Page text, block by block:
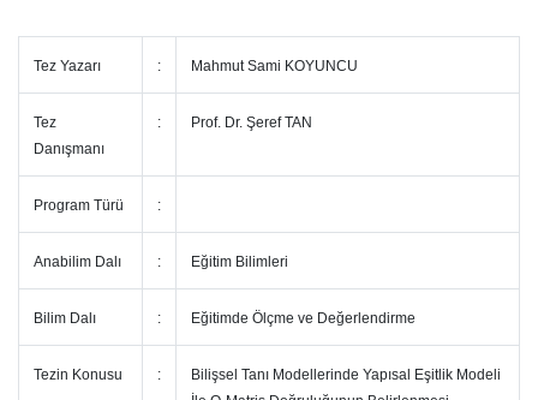
Tez Yazarı : Mahmut Sami KOYUNCU
Tez
Danışmanı
: Prof. Dr. Şeref TAN
Program Türü :
Anabilim Dalı : Eğitim Bilimleri
Bilim Dalı : Eğitimde Ölçme ve Değerlendirme
Tezin Konusu :
Bilişsel Tanı Modellerinde Yapısal Eşitlik Modeli